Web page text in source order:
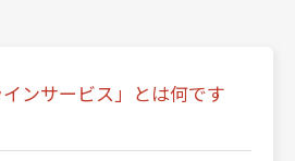
インサービス」とは何です